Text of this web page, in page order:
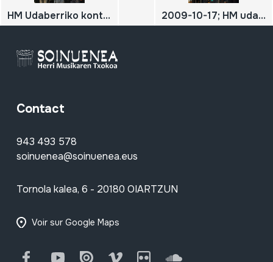
HM Udaberriko kontzertua; 2010-05-08; Oiartzun; Herri Musikaren Txokoa; John Stewart; Xalbador eta Ihidoi; DIGITALA 2009-10-17; HM udazkeneko kontzertua; Herri Musikaren Txokoa; Oiartzun; Mielotxin; ROSER OLIVÉ, PERE OLIVÉ & companyia; DIGITALA
Contact
943 493 578
soinuenea@soinuenea.eus
Tornola kalea, 6 - 20180 OIARTZUN
Voir sur Google Maps
FacebookYoutube Issuu Vimeo Flickr SoundCloud